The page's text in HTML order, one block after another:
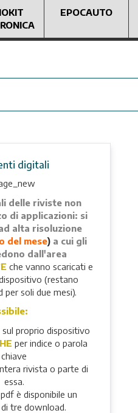
EPOCAUTO
digitali
delle riviste non
di applicazioni: si
alta risoluzione
del mese) a cui gli
dall'area
che vanno scaricati e
(restano
per soli due mesi).
sul proprio dispositivo
per indice o parola
chiave
rivista o parte di
essa.
è disponibile un
tre download.